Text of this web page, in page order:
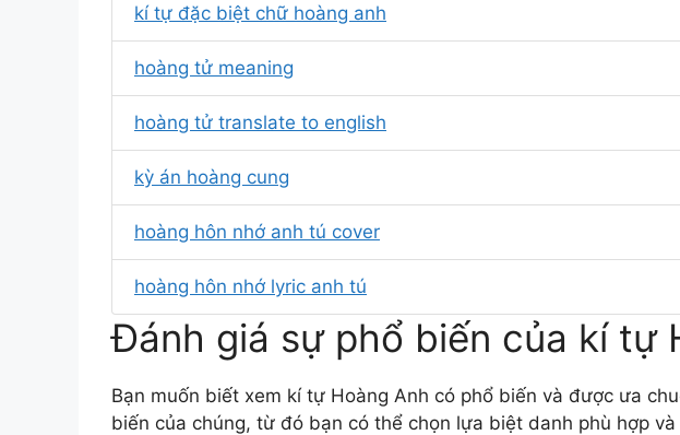
kí tự đặc biệt chữ hoàng anh
hoàng tử meaning
hoàng tử translate to english
kỳ án hoàng cung
hoàng hôn nhớ anh tú cover
hoàng hôn nhớ lyric anh tú
Đánh giá sự phổ biến của kí tự
Bạn muốn biết xem kí tự Hoàng Anh có phổ biến và được ưa
biến của chúng, từ đó bạn có thể chọn lựa biệt danh phù hợp